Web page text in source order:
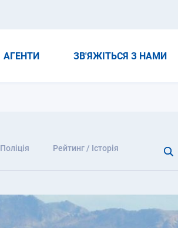
АГЕНТИ ЗВ'ЯЖІТЬСЯ З НАМИ
Поліція
Рейтинг / Історія